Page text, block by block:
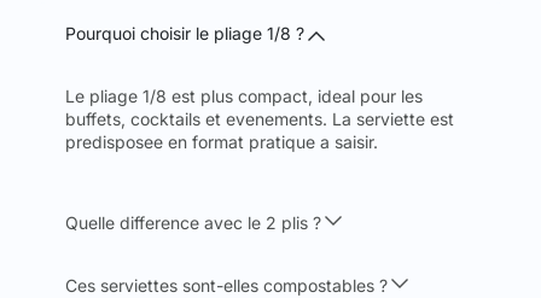
Pourquoi choisir le pliage 1/8 ?
Le pliage 1/8 est plus compact, ideal pour les
buffets, cocktails et evenements. La serviette est
predisposee en format pratique a saisir.
Quelle difference avec le 2 plis ?
Ces serviettes sont-elles compostables ?